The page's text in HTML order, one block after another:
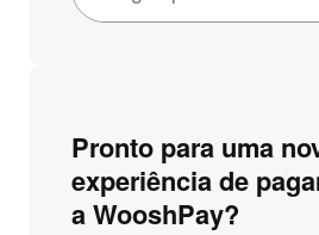
Pronto para uma
experiência de
a WooshPay?